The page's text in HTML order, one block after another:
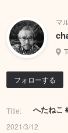
マ
フォローする
Title: へたねこ
2021/3/12